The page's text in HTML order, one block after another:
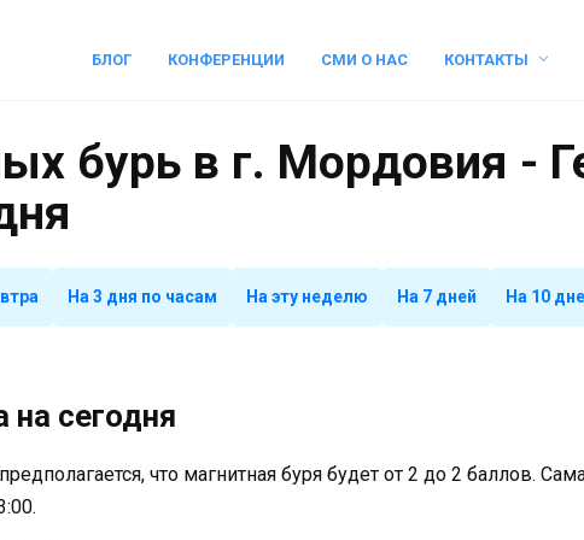
БЛОГ КОНФЕРЕНЦИИ СМИ О НАС КОНТАКТЫ
бурь в г. Мордовия -
На 3 дня по часам На эту неделю На 7 дней На 10
на сегодня
что магнитная буря будет от 2 до 2 баллов.